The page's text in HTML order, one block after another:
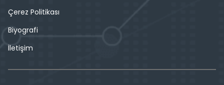
Çerez Politikası
Biyografi
İletişim